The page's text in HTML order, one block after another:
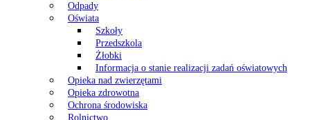
Odpady
Oświata
Szkoły
Przedszkola
Żłobki
Informacja o stanie realizacji zadań oświatowych
Opieka nad zwierzętami
Opieka zdrowotna
Ochrona środowiska
Rolnictwo